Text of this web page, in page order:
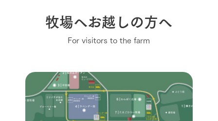
牧場へお越しの方へ
For visitors to the farm